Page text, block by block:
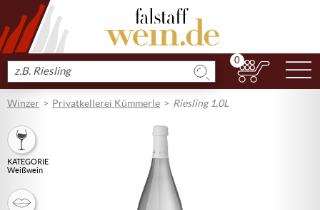
Produkt
suchen
0
Winzer Privatkellerei Kümmerle Riesling 1,0L
KATEGORIE
Weißwein